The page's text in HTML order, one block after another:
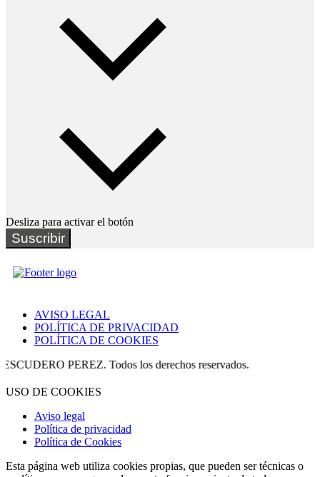
Desliza para activar el botón
Suscribir
AVISO LEGAL
POLÍTICA DE PRIVACIDAD
POLÍTICA DE COOKIES
PEREZ. Todos los derechos reservados.
USO DE COOKIES
Aviso legal
Política de privacidad
Política de Cookies
Esta página web utiliza cookies propias, que pueden ser técnicas o